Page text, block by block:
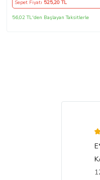
Sepet Fiyatı 525,20 TL
56,02 TL'den Başlayan Taksitlerle